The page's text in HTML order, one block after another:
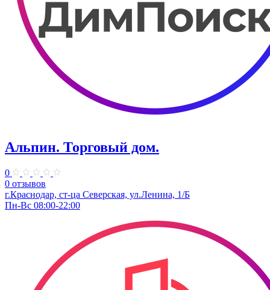
Альпин. Торговый дом.
0
0 отзывов
г.Краснодар, ст-ца Северская, ул.Ленина, 1/Б
Пн-Вс 08:00-22:00